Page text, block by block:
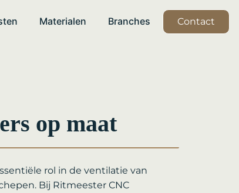
Materialen Branches Contact
op maat
rol in de ventilatie van
Bij Ritmeester CNC